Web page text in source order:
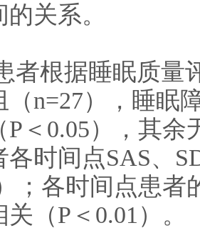
关系。
者根据睡眠质量
（n=27），睡眠
＜0.05），其余
各时间点SAS、
）；各时间点患
（P＜0.01）。